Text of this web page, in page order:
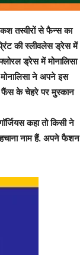
तस्वीरों से फैन्स का
की स्लीवलेस ड्रेस में
ड्रेस में मोनालिसा
ने अपने इस
फैंस के चेहरे पर मुस्कान
कहा तो किसी ने
नाम हैं. अपने फैशन